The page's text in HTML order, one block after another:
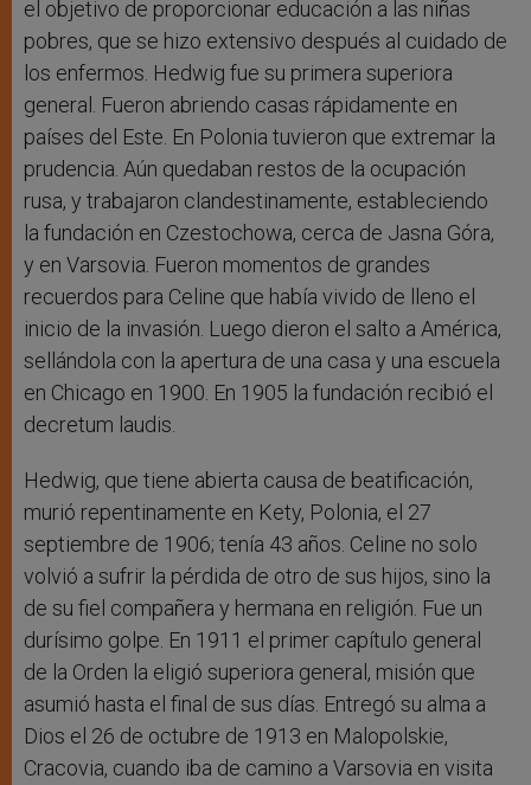
el objetivo de proporcionar educación a las niñas
pobres, que se hizo extensivo después al cuidado de
los enfermos. Hedwig fue su primera superiora
general. Fueron abriendo casas rápidamente en
países del Este. En Polonia tuvieron que extremar la
prudencia. Aún quedaban restos de la ocupación
rusa, y trabajaron clandestinamente, estableciendo
la fundación en Czestochowa, cerca de Jasna Góra,
y en Varsovia. Fueron momentos de grandes
recuerdos para Celine que había vivido de lleno el
inicio de la invasión. Luego dieron el salto a América,
sellándola con la apertura de una casa y una escuela
en Chicago en 1900. En 1905 la fundación recibió el
decretum laudis.
Hedwig, que tiene abierta causa de beatificación,
murió repentinamente en Kety, Polonia, el 27
septiembre de 1906; tenía 43 años. Celine no solo
volvió a sufrir la pérdida de otro de sus hijos, sino la
de su fiel compañera y hermana en religión. Fue un
durísimo golpe. En 1911 el primer capítulo general
de la Orden la eligió superiora general, misión que
asumió hasta el final de sus días. Entregó su alma a
Dios el 26 de octubre de 1913 en Malopolskie,
Cracovia, cuando iba de camino a Varsovia en visita